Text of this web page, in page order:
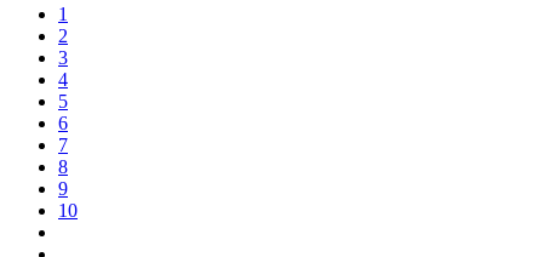
1
2
3
4
5
6
7
8
9
10